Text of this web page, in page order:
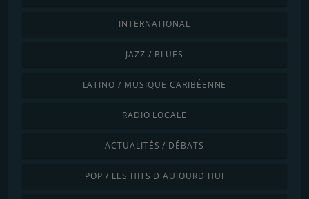
INTERNATIONAL
JAZZ / BLUES
LATINO / MUSIQUE CARIBÉENNE
RADIO LOCALE
ACTUALITÉS / DÉBATS
POP / LES HITS D'AUJOURD'HUI